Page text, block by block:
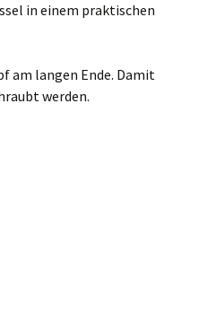
in einem praktischen
am langen Ende. Damit
werden.